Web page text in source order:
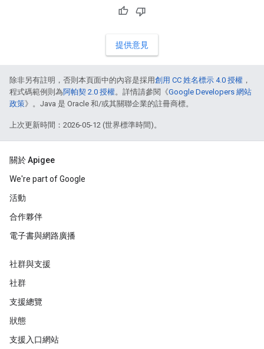
提供意見
除非另有註明，否則本頁面中的內容是採用創用 CC 姓名標示 4.0 授權 ，
程式碼範例則為阿帕契 2.0 授權。詳情請參閱《Google Developers 網站
政策》。Java 是 Oracle 和/或其關聯企業的註冊商標。
上次更新時間：2026-05-12 (世界標準時間)。
關於 Apigee
We're part of Google
活動
合作夥伴
電子書與網路廣播
社群與支援
社群
支援總覽
狀態
支援入口網站